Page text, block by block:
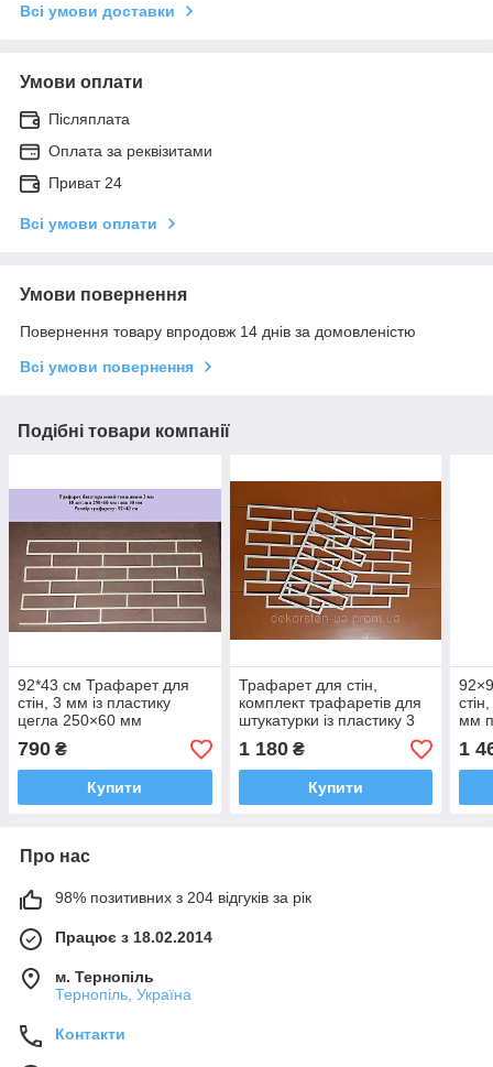
Всі умови доставки
Умови оплати
Післяплата
Оплата за реквізитами
Приват 24
Всі умови оплати
Умови повернення
Повернення товару впродовж 14 днів за домовленістю
Всі умови повернення
Подібні товари компанії
92*43 см Трафарет для
стін, 3 мм із пластику
цегла 250×60 мм
790 ₴
Купити
Трафарет для стін,
комплект трафаретів для
штукатурки із пластику 3
мм цегла 180×45 мм
багаторазова під
штукатурку
1 180₴
Купити
мм
1
Про нас
98% позитивних з 204 відгуків за рік
Працює з 18.02.2014
м. Тернопіль
Тернопіль, Україна
Контакти